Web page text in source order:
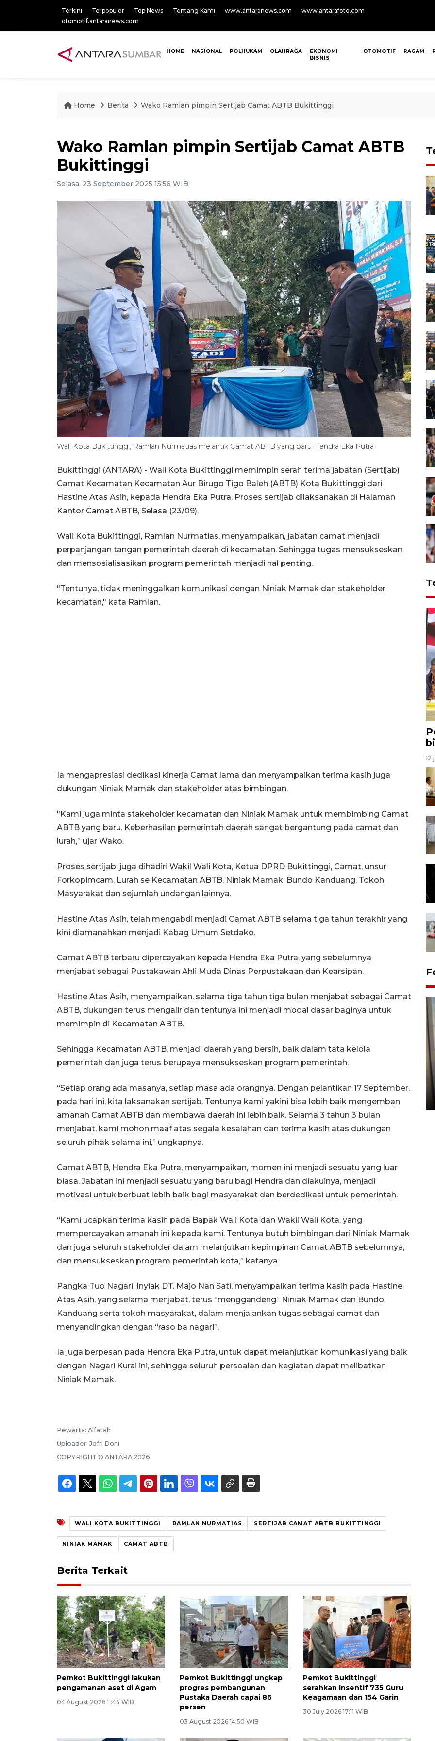
Terkini Terpopuler Top News Tentang Kami www.antaranews.com
www.antarafoto.com
otomotif.antaranews.com
HOME NASIONAL POLHUKAM OLAHRAGA
EKONOMI
BISNIS
OTOMOTIF RAGAM
Home Berita Wako Ramlan pimpin Sertijab Camat ABTB Bukittinggi
Wako Ramlan pimpin Sertijab Camat ABTB
Bukittinggi
Selasa, 23 September 2025 15:56 WIB
Wali Kota Bukittinggi, Ramlan Nurmatias melantik Camat ABTB yang baru Hendra Eka Putra
Bukittinggi (ANTARA) - Wali Kota Bukittinggi memimpin serah terima jabatan (Sertijab)
Camat Kecamatan Kecamatan Aur Birugo Tigo Baleh (ABTB) Kota Bukittinggi dari
Hastine Atas Asih, kepada Hendra Eka Putra. Proses sertijab dilaksanakan di Halaman
Kantor Camat ABTB, Selasa (23/09).
Wali Kota Bukittinggi, Ramlan Nurmatias, menyampaikan, jabatan camat menjadi
perpanjangan tangan pemerintah daerah di kecamatan. Sehingga tugas mensukseskan
dan mensosialisasikan program pemerintah menjadi hal penting.
"Tentunya, tidak meninggalkan komunikasi dengan Niniak Mamak dan stakeholder
kecamatan," kata Ramlan.
Ia mengapresiasi dedikasi kinerja Camat lama dan menyampaikan terima kasih juga
dukungan Niniak Mamak dan stakeholder atas bimbingan.
"Kami juga minta stakeholder kecamatan dan Niniak Mamak untuk membimbing Camat
ABTB yang baru. Keberhasilan pemerintah daerah sangat bergantung pada camat dan
lurah,” ujar Wako.
Proses sertijab, juga dihadiri Wakil Wali Kota, Ketua DPRD Bukittinggi, Camat, unsur
Forkopimcam, Lurah se Kecamatan ABTB, Niniak Mamak, Bundo Kanduang, Tokoh
Masyarakat dan sejumlah undangan lainnya.
Hastine Atas Asih, telah mengabdi menjadi Camat ABTB selama tiga tahun terakhir yang
kini diamanahkan menjadi Kabag Umum Setdako.
Camat ABTB terbaru dipercayakan kepada Hendra Eka Putra, yang sebelumnya
menjabat sebagai Pustakawan Ahli Muda Dinas Perpustakaan dan Kearsipan.
Hastine Atas Asih, menyampaikan, selama tiga tahun tiga bulan menjabat sebagai Camat
ABTB, dukungan terus mengalir dan tentunya ini menjadi modal dasar baginya untuk
memimpin di Kecamatan ABTB.
Sehingga Kecamatan ABTB, menjadi daerah yang bersih, baik dalam tata kelola
pemerintah dan juga terus berupaya mensukseskan program pemerintah.
“Setiap orang ada masanya, setiap masa ada orangnya. Dengan pelantikan 17 September,
pada hari ini, kita laksanakan sertijab. Tentunya kami yakini bisa lebih baik mengemban
amanah Camat ABTB dan membawa daerah ini lebih baik. Selama 3 tahun 3 bulan
menjabat, kami mohon maaf atas segala kesalahan dan terima kasih atas dukungan
seluruh pihak selama ini,” ungkapnya.
Camat ABTB, Hendra Eka Putra, menyampaikan, momen ini menjadi sesuatu yang luar
biasa. Jabatan ini menjadi sesuatu yang baru bagi Hendra dan diakuinya, menjadi
motivasi untuk berbuat lebih baik bagi masyarakat dan berdedikasi untuk pemerintah.
“Kami ucapkan terima kasih pada Bapak Wali Kota dan Wakil Wali Kota, yang
mempercayakan amanah ini kepada kami. Tentunya butuh bimbingan dari Niniak Mamak
dan juga seluruh stakeholder dalam melanjutkan kepimpinan Camat ABTB sebelumnya,
dan mensukseskan program pemerintah kota,” katanya.
Pangka Tuo Nagari, Inyiak DT. Majo Nan Sati, menyampaikan terima kasih pada Hastine
Atas Asih, yang selama menjabat, terus “menggandeng” Niniak Mamak dan Bundo
Kanduang serta tokoh masyarakat, dalam menjalankan tugas sebagai camat dan
menyandingkan dengan “raso ba nagari”.
Ia juga berpesan pada Hendra Eka Putra, untuk dapat melanjutkan komunikasi yang baik
dengan Nagari Kurai ini, sehingga seluruh persoalan dan kegiatan dapat melibatkan
Niniak Mamak.
Pewarta: Alfatah
Uploader: Jefri Doni
COPYRIGHT © ANTARA 2026
WALI KOTA BUKITTINGGI RAMLAN NURMATIAS SERTIJAB CAMAT ABTB BUKITTINGGI
NINIAK MAMAK CAMAT ABTB
Berita Terkait
Pemkot Bukittinggi lakukan
pengamanan aset di Agam
04 August 2026 11:44 WIB
Pemkot Bukittinggi ungkap
progres pembangunan
Pustaka Daerah capai 86
persen
03 August 2026 14:50 WIB
Pemkot Bukittinggi
serahkan Insentif 735 Guru
Keagamaan dan 154 Garin
30 July 2026 17:11 WIB
12
Penyelesaian pembentukan
Sumbar
05 August 2026 10:33 WIB